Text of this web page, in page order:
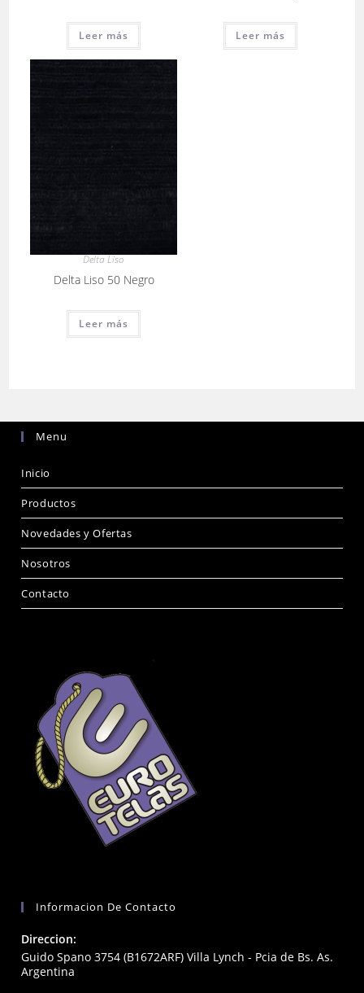
Leer más Leer más
Delta Liso
Delta Liso 50 Negro
Leer más
Menu
Inicio
Productos
Novedades y Ofertas
Nosotros
Contacto
Informacion De Contacto
Direccion:
Guido Spano 3754 (B1672ARF) Villa Lynch - Pcia de Bs. As.
Argentina